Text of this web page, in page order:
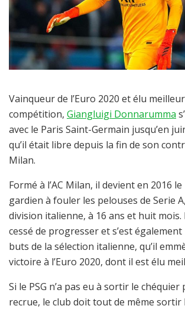
Vainqueur de l’Euro 2020 et élu
compétition, Giangluigi Donnarumma
avec le Paris Saint-Germain jusqu’en
qu’il était libre depuis la fin de son
Milan.
Formé à l’AC Milan, il devient en 2016
gardien à fouler les pelouses de Serie
division italienne, à 16 ans et huit mois.
cessé de progresser et s’est
buts de la sélection italienne, qu’il
victoire à l’Euro 2020, dont il est élu
Si le PSG n’a pas eu à sortir le
recrue, le club doit tout de même sortir